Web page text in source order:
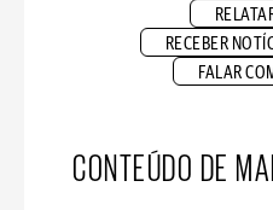
RECEBER
FALAR
CONTEÚDO DE